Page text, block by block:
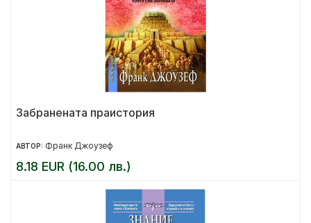
Забранената праистория
АВТОР: Франк Джоузеф
8.18 EUR (16.00 лв.)